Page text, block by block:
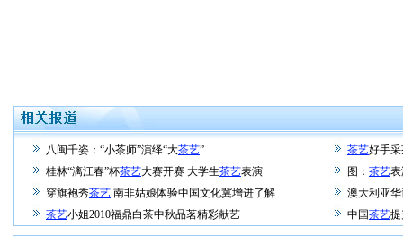
八闽千姿：“小茶师”演绎“大茶艺” 茶艺好手
桂林“漓江春”杯茶艺大赛开赛 大学生茶艺表演 图： 茶艺
穿旗袍秀茶艺 南非姑娘体验中国文化冀增进了解
澳大利亚
茶艺小姐2010福鼎白茶中秋品茗精彩献艺 中国茶艺